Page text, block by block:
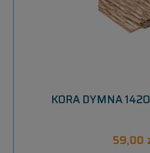
KORA DYMNA
59,00